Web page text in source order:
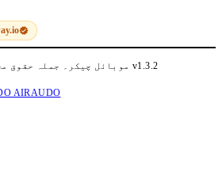
© 2026 WhatsApp موبائل چیکر۔ جملہ حقوق محفوظ ہیں۔v1.3.2
AIRAUDO